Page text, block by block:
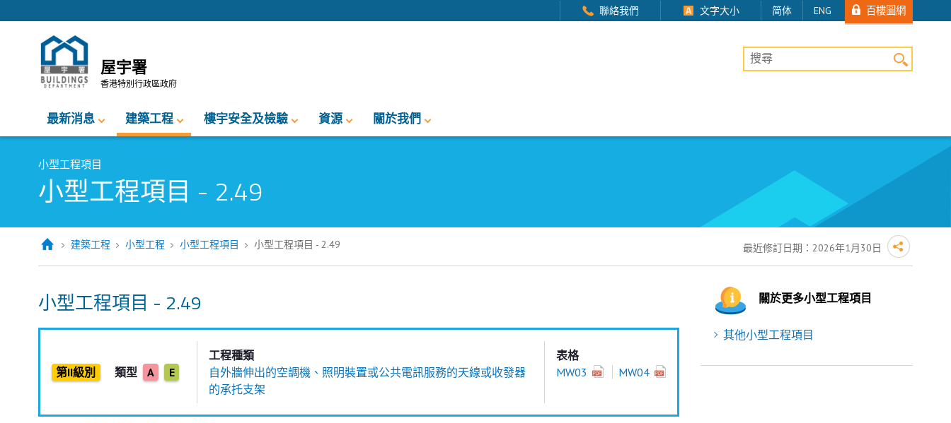
聯絡我們 文字大小 简体 ENG 百樓圖網
屋宇署
香港特別行政區政府
桌上版網站搜尋
最新消息 建築工程 樓宇安全及檢驗 資源 關於我們
小型工程項目
小型工程項目 - 2.49
建築工程 小型工程 小型工程項目 小型工程項目 - 2.49 最近修訂日期：2026年1月30日
小型工程項目 - 2.49
第II級別 類型 A E
工程種類
自外牆伸出的空調機、照明裝置或公共電訊服務的天線或收發器
的承托支架
表格
MW03
MW04
關於更多小型工程項目
其他小型工程項目